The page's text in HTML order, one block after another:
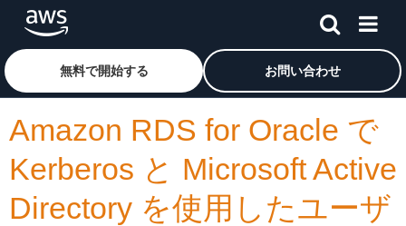
メインコンテンツに移動
アマゾン ウェブ サービスのホームページに戻るには、こ
無料で開始する お問い合わせ
Amazon RDS for Oracle で
Kerberos と Microsoft Active
Directory を使用したユーザ